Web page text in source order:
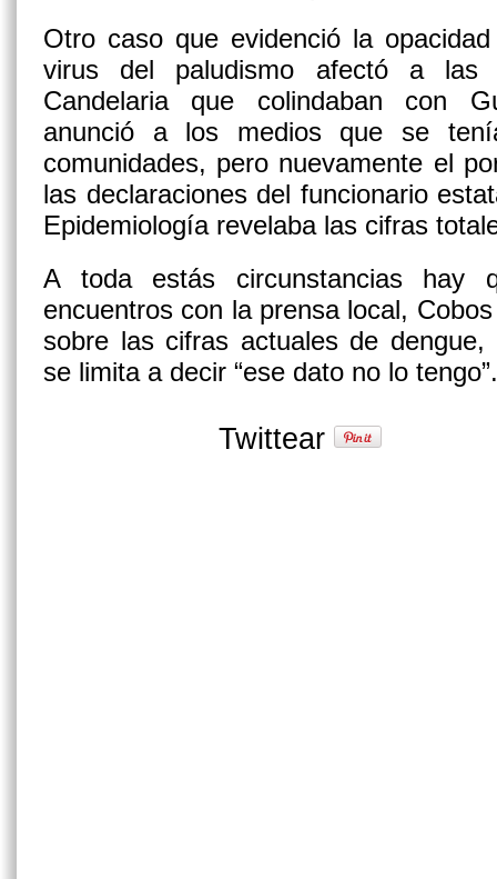
Otro caso que evidenció la
virus del paludismo afectó a las
Candelaria que colindaban con
anunció a los medios que se
comunidades, pero nuevamente el
las declaraciones del funcionario
Epidemiología revelaba las cifras
A toda estás circunstancias hay
encuentros con la prensa local,
sobre las cifras actuales de dengue,
se limita a decir “ese dato no lo tengo”.
Twittear